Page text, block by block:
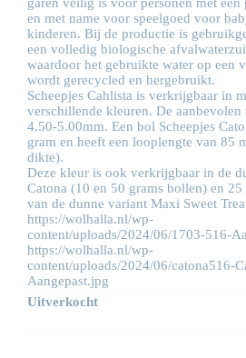
en met name voor speelgoed voor
kinderen. Bij de productie is
een volledig biologische
waardoor het gebruikte water op een
wordt gerecycled en hergebruikt.
Scheepjes Cahlista is verkrijgbaar in
verschillende kleuren. De aanbevolen
4.50-5.00mm. Een bol Scheepjes
gram en heeft een looplengte van 85
dikte).
Deze kleur is ook verkrijgbaar in de
Catona (10 en 50 grams bollen) en 25
van de dunne variant Maxi Sweet
https://wolhalla.nl/wp-
content/uploads/2024/06/1703-516-
https://wolhalla.nl/wp-
content/uploads/2024/06/catona516-
Aangepast.jpg
Uitverkocht